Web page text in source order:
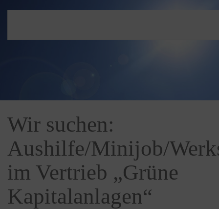
Wir suchen:
Aushilfe/Minijob/
im Vertrieb „Grüne
Kapitalanlagen“